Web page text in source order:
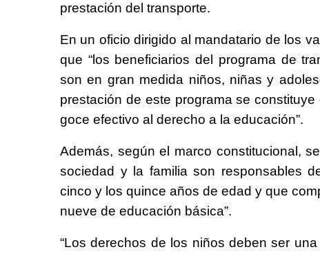
prestación del transporte.
En un oficio dirigido al mandatario de los
que “los beneficiarios del programa de
son en gran medida niños, niñas y
prestación de este programa se
goce efectivo al derecho a la educación”.
Además, según el marco constitucional,
sociedad y la familia son responsables
cinco y los quince años de edad y que
nueve de educación básica”.
“Los derechos de los niños deben ser